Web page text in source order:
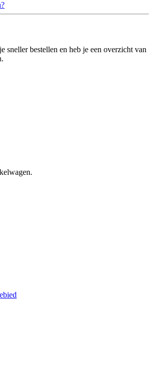
sneller bestellen en heb je een overzicht van